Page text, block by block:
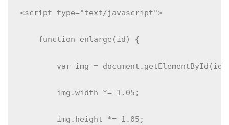
<script type="text/javascript">
    function enlarge(id) {
var img =
        img.width *= 1.05;
        img.height *= 1.05;